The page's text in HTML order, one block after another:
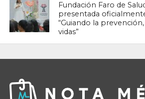
Fundación Faro de
presentada
“Guiando la
vidas”